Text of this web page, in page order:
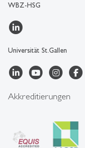
WBZ-HSG
Universität St.Gallen
Akkreditierungen